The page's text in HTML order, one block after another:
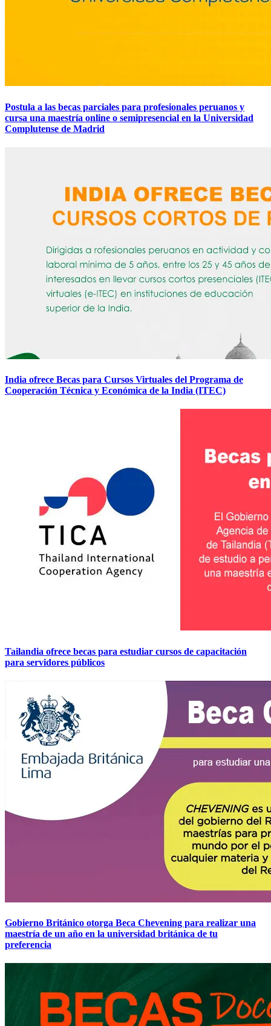
Postula a las becas parciales para profesionales peruanos y
cursa una maestría online o semipresencial en la Universidad
Complutense de Madrid
India ofrece Becas para Cursos Virtuales del Programa de
Cooperación Técnica y Económica de la India (ITEC)
Tailandia ofrece becas para estudiar cursos de capacitación
para servidores públicos
Gobierno Británico otorga Beca Chevening para realizar una
maestría de un año en la universidad británica de tu
preferencia